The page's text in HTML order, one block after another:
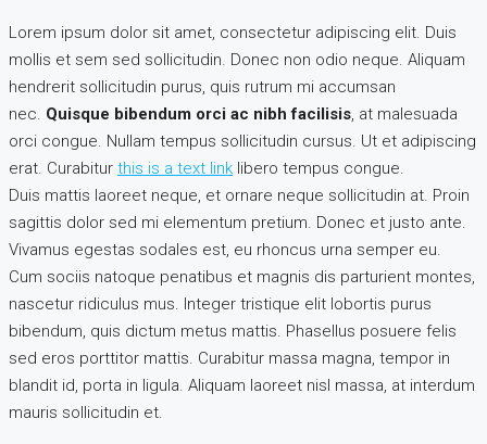
Lorem ipsum dolor sit amet, consectetur adipiscing elit. Duis
mollis et sem sed sollicitudin. Donec non odio neque. Aliquam
hendrerit sollicitudin purus, quis rutrum mi accumsan
nec. Quisque bibendum orci ac nibh facilisis, at malesuada
orci congue. Nullam tempus sollicitudin cursus. Ut et adipiscing
erat. Curabitur this is a text link libero tempus congue.
Duis mattis laoreet neque, et ornare neque sollicitudin at. Proin
sagittis dolor sed mi elementum pretium. Donec et justo ante.
Vivamus egestas sodales est, eu rhoncus urna semper eu.
Cum sociis natoque penatibus et magnis dis parturient montes,
nascetur ridiculus mus. Integer tristique elit lobortis purus
bibendum, quis dictum metus mattis. Phasellus posuere felis
sed eros porttitor mattis. Curabitur massa magna, tempor in
blandit id, porta in ligula. Aliquam laoreet nisl massa, at interdum
mauris sollicitudin et.